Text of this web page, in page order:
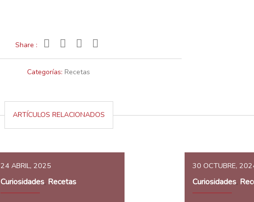
Share :
Categorías: Recetas
ARTÍCULOS RELACIONADOS
24 ABRIL, 2025
Curiosidades, Recetas
30 OCTUBRE,
Curiosidades,